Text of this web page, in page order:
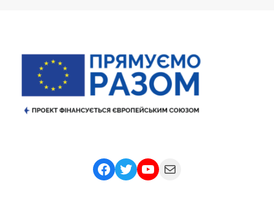
Facebook
TwitterYouTube
Mail